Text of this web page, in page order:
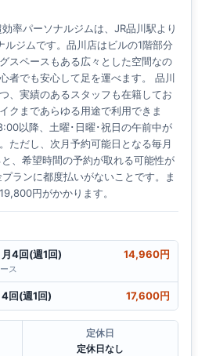
率パーソナルジムは、JR品川駅より
ジムです。品川店はビルの1階部分
スペースもある広々とした空間なの
者でも安心して足を運べます。 品川
、実績のあるスタッフも在籍してお
クまであらゆる用途で利用できま
以降、土曜･日曜･祝日の午前中が
ただし、次月予約可能日となる毎月
、希望時間の予約が取れる可能性が
ランに都度払いがないことです。ま
円がかかります。
4回(週1回) 14,960円
ス
回(週1回) 17,600円
定休日
定休日なし